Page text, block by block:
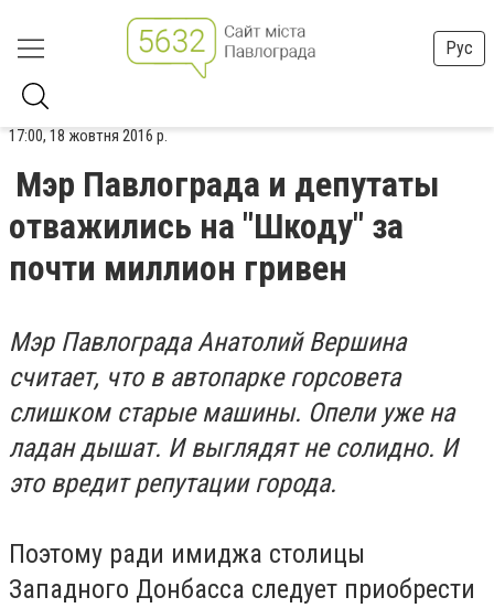
Рус
17:00, 18 жовтня 2016 р.
Мэр Павлограда и депутаты
отважились на "Шкоду" за
почти миллион гривен
Мэр Павлограда Анатолий Вершина
считает, что в автопарке горсовета
слишком старые машины. Опели уже на
ладан дышат. И выглядят не солидно. И
это вредит репутации города.
Поэтому ради имиджа столицы
Западного Донбасса следует приобрести